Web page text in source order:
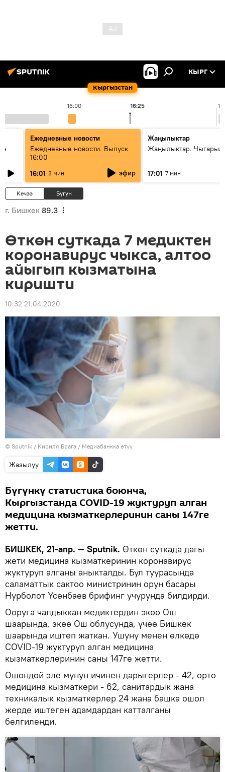
Кыргызстан
КЫРГ
16:00 16:25
Ежедневные новости
Ежедневные новости. Выпуск
16:00
16:01 3 мин эфир
Жаңылыктар
Жаңылыктар.
17:01 7 мин
Кечээ Бүгүн
г. Бишкек 89.3
Өткөн суткада 7 медиктен
коронавирус чыкса, алтоо
айыгып кызматына
киришти
10:32 21.04.2020
© Sputnik / Кирилл Брага / Медиабанкка өтүү
Жазылуу
Бүгүнкү статистика боюнча,
Кыргызстанда COVID-19 жуктуруп алган
медицина кызматкерлеринин саны 147ге
жетти.
БИШКЕК, 21-апр. — Sputnik. Өткөн суткада дагы
жети медицина кызматкеринин коронавирус
жуктуруп алганы аныкталды. Бул туурасында
саламаттык сактоо министринин орун басары
Нурболот Үсөнбаев брифинг учурунда билдирди.
Ооруга чалдыккан медиктердин экөө Ош
шаарында, экөө Ош облусунда, үчөө Бишкек
шаарында иштеп жаткан. Ушуну менен өлкөдө
COVID-19 жуктуруп алган медицина
кызматкерлеринин саны 147ге жетти.
Ошондой эле мунун ичинен дарыгерлер - 42, орто
медицина кызматкери - 62, санитардык жана
техникалык кызматкерлер 24 жана башка ошол
жерде иштеген адамдардан катталганы
белгиленди.